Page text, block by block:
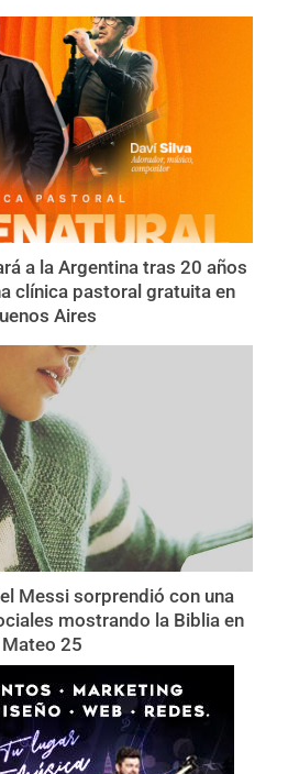
a la Argentina tras 20 años
clínica pastoral gratuita en
Aires
Messi sorprendió con una
mostrando la Biblia en
Mateo 25